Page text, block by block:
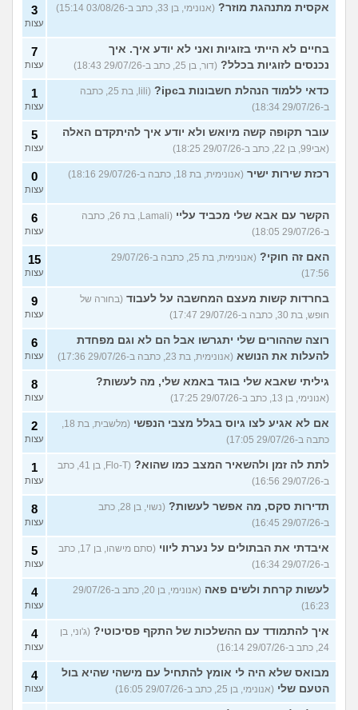
אקסית מתנהגת מוזר? (אנונימי, בן 33, כתב ב-03/08/26 15:14) 3
עצות
בחיים לא הייתי בזוגיות ואני לא יודע איך. איך
נכנסים לזוגיות בכלל? (דור, בן 25, כתב ב-29/07/26 18:43)
7
עצות
כדאי ללמוד הנהלת חשבונות בipc?
(lili, בת 25, כתבה
ב-29/07/26 18:34)
1
עצות
עובר תקופה קשה מיואש ולא יודע איך להיתקדם האלה
(אבי99, בן 22, כתב ב-29/07/26 18:25)
5
עצות
רכזת שירות ישיר (אנונימית, בת 18, כתבה ב-29/07/26 18:16) 0
עצות
הקשר עם אבא שלי מכביד עליי
(Lamali, בת 26, כתבה
ב-29/07/26 18:05)
6
עצות
האם זה חוקי?
(אנונימית, בת 25, כתבה ב-29/07/26
17:56)
15
עצות
בחרדות קשות מעצם המחשבה על לעבוד (בחורה של
חופש, בת 30, כתבה ב-29/07/26 17:47)
9
עצות
רוצה שההורים שלי יתגרשו אבל הם לא וגם מפחדת
להעלות את הנושא (אנונימית, בת 23, כתבה ב-29/07/26 17:36)
6
עצות
גיליתי שאבא שלי בוגד באמא שלי, מה לעשות?
(אנונימי, בן 13, כתב ב-29/07/26 17:25)
8
עצות
אם לא אגיע לצו גיוס בגלל מצבי הנפשי
(מלשבית, בת 18,
כתבה ב-29/07/26 17:05)
2
עצות
לתת לה זמן ולהשאיר המצב כמו שהוא?
(Flo-T, בן 41, כתב
ב-29/07/26 16:56)
1
עצות
תדירות סקס, מה אפשר לעשות?
(נשוי, בן 28, כתב
ב-29/07/26 16:45)
8
עצות
איבדתי את הבתולים על נערת ליווי
(סתם מישהו, בן 17, כתב
ב-29/07/26 16:34)
5
עצות
לעשות קרחת ולשים פאה
(אנונימי, בן 20, כתב ב-29/07/26
16:23)
4
עצות
איך להתמודד עם ההשלכות של התקף פסיכוטי? (ג'וני, בן
24, כתב ב-29/07/26 16:14)
4
עצות
מבואס שלא היה לי אומץ להתחיל עם מישהי שהיא בול
הטעם שלי (אנונימי, בן 25, כתב ב-29/07/26 16:05)
4
עצות